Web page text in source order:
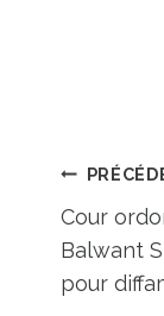
de
Cour
Balwant
pour